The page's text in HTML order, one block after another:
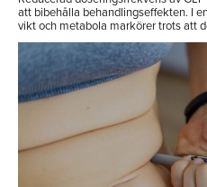
att bibehålla behandlingseffekten. I
vikt och metabola markörer trots att